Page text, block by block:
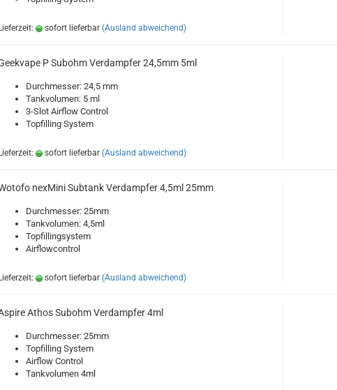
Lieferzeit: sofort lieferbar (Ausland abweichend)
P Subohm Verdampfer 24,5mm 5ml
Durchmesser: 24,5 mm
Tankvolumen: 5 ml
3-Slot Airflow Control
Topfilling System
Lieferzeit: sofort lieferbar (Ausland abweichend)
nexMini Subtank Verdampfer 4,5ml 25mm
Durchmesser: 25mm
Tankvolumen: 4,5ml
Topfillingsystem
Airflowcontrol
Lieferzeit: sofort lieferbar (Ausland abweichend)
Athos Subohm Verdampfer 4ml
Durchmesser: 25mm
Topfilling System
Airflow Control
Tankvolumen 4ml